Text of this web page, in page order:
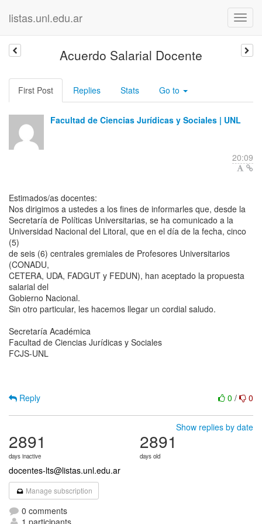
listas.unl.edu.ar
Acuerdo Salarial Docente
First Post Replies Stats Go to
Facultad de Ciencias Jurídicas y Sociales | UNL
20:09
Estimados/as docentes:
Nos dirigimos a ustedes a los fines de informarles que, desde la
Secretaría de Políticas Universitarias, se ha comunicado a la
Universidad Nacional del Litoral, que en el día de la fecha, cinco
(5)
de seis (6) centrales gremiales de Profesores Universitarios
(CONADU,
CETERA, UDA, FADGUT y FEDUN), han aceptado la propuesta
salarial del
Gobierno Nacional.
Sin otro particular, les hacemos llegar un cordial saludo.
Secretaría Académica
Facultad de Ciencias Jurídicas y Sociales
FCJS-UNL
0 / 0
Reply
Show replies by date
2891
days inactive
2891
days old
docentes-lts@listas.unl.edu.ar
Manage subscription
0 comments
1 participants